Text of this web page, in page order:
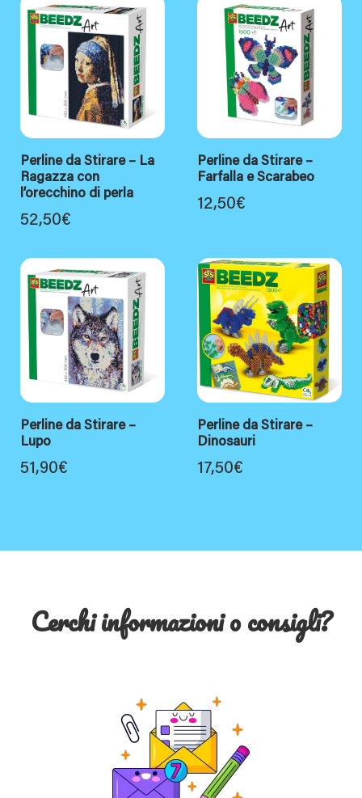
Perline da Stirare – La
Ragazza con
l’orecchino di perla
52,50€
Perline da Stirare –
Farfalla e Scarabeo
12,50€
Perline da Stirare –
Lupo
51,90€
Perline da Stirare –
Dinosauri
17,50€
Cerchi informazioni o consigli?